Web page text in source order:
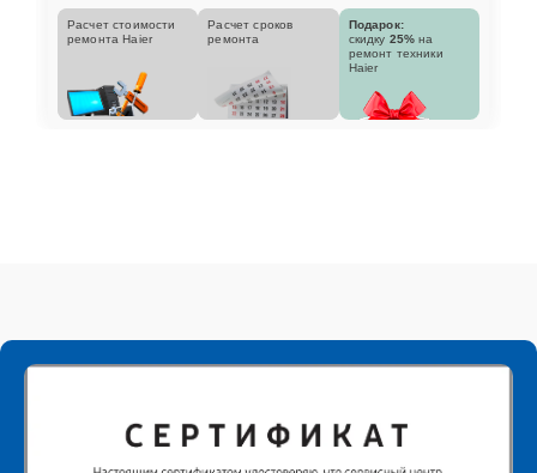
Расчет стоимости
ремонта Haier
Расчет сроков
ремонта
Подарок:
скидку 25% на
ремонт техники
Haier